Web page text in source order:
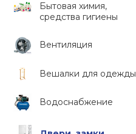
Бытовая химия,
средства гигиены
Вентиляция
Вешалки для одежды
Водоснабжение